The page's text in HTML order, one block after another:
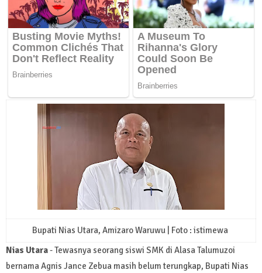
Bupati Nias Utara, Amizaro Waruwu | Foto : istimewa
Nias Utara- Tewasnya seorang siswi SMK di Alasa Talumuzoi
bernama Agnis Jance Zebua masih belum terungkap, Bupati Nias